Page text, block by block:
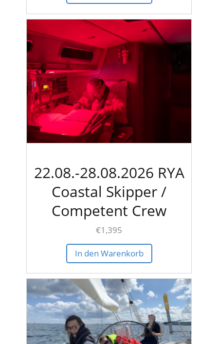
22.08.-28.08.2026 RYA
Coastal Skipper /
Competent Crew
€1,395
In den Warenkorb